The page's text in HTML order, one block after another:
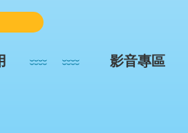
影音專區